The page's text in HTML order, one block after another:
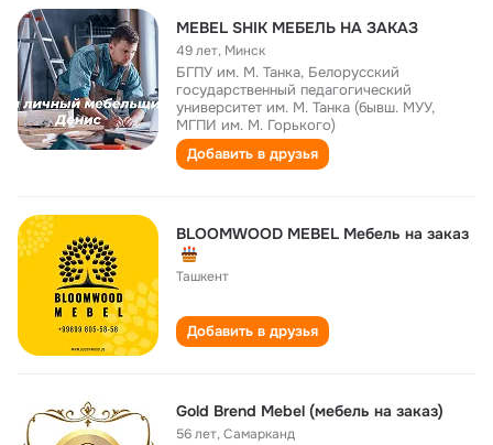
MEBEL SHIK МЕБЕЛЬ НА ЗАКАЗ
49 лет, Минск
БГПУ им. М. Танка, Белорусский
государственный педагогический
университет им. М. Танка (бывш. МУУ,
МГПИ им. М. Горького)
Добавить в друзья
BLOOMWOOD MEBEL Мебель на заказ
Ташкент
Добавить в друзья
Gold Brend Mebel (мебель на заказ)
56 лет,Самарканд